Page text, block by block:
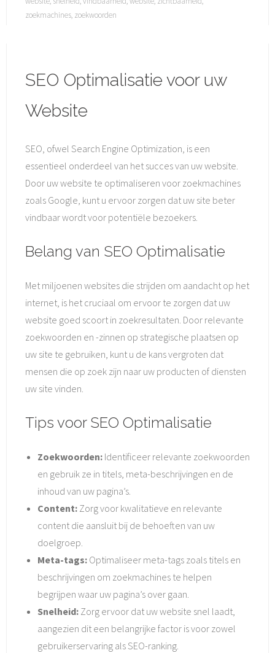
zoekmachines, zoekwoorden
SEO Optimalisatie voor uw
Website
SEO, ofwel Search Engine Optimization, is een
essentieel onderdeel van het succes van uw website.
Door uw website te optimaliseren voor zoekmachines
zoals Google, kunt u ervoor zorgen dat uw site beter
vindbaar wordt voor potentiële bezoekers.
Belang van SEO Optimalisatie
Met miljoenen websites die strijden om aandacht op het
internet, is het cruciaal om ervoor te zorgen dat uw
website goed scoort in zoekresultaten. Door relevante
zoekwoorden en -zinnen op strategische plaatsen op
uw site te gebruiken, kunt u de kans vergroten dat
mensen die op zoek zijn naar uw producten of diensten
uw site vinden.
Tips voor SEO Optimalisatie
Zoekwoorden: Identificeer relevante zoekwoorden
en gebruik ze in titels, meta-beschrijvingen en de
inhoud van uw pagina’s.
Content: Zorg voor kwalitatieve en relevante
content die aansluit bij de behoeften van uw
doelgroep.
Meta-tags: Optimaliseer meta-tags zoals titels en
beschrijvingen om zoekmachines te helpen
begrijpen waar uw pagina’s over gaan.
Snelheid: Zorg ervoor dat uw website snel laadt,
aangezien dit een belangrijke factor is voor zowel
gebruikerservaring als SEO-ranking.